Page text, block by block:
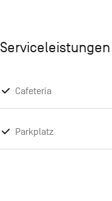
Cafeteria
Parkplatz